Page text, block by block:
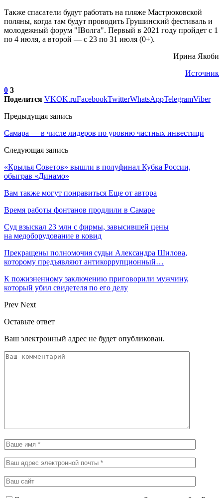
Также спасатели будут работать на пляже Мастрюковской
поляны, когда там будут проводить Грушинский фестиваль и
молодежный форум "IВолга". Первый в 2021 году пройдет с 1
по 4 июля, а второй — с 23 по 31 июля (0+).
Ирина Якоби
Источник
0 3
Поделится VKOK.ruFacebookTwitterWhatsAppTelegramViber
Предыдущая запись
Самара — в числе лидеров по уровню частных инвестици
Следующая запись
«Крылья Советов» вышли в полуфинал Кубка России,
обыграв «Динамо»
Вам также могут понравиться Еще от автора
Время работы фонтанов продлили в Самаре
Суд взыскал 23 млн с фирмы, завысившей цены
на медоборудование в ковид
Прекращены полномочия судьи Александра Шилова,
которому предъявляют антикоррупционный…
К пожизненному заключению приговорили мужчину,
который убил свидетеля по его делу
Prev Next
Оставьте ответ
Ваш электронный адрес не будет опубликован.